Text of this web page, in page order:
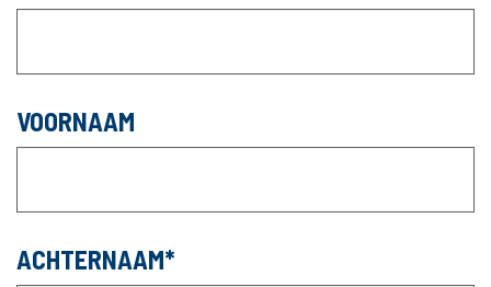
VOORNAAM
ACHTERNAAM